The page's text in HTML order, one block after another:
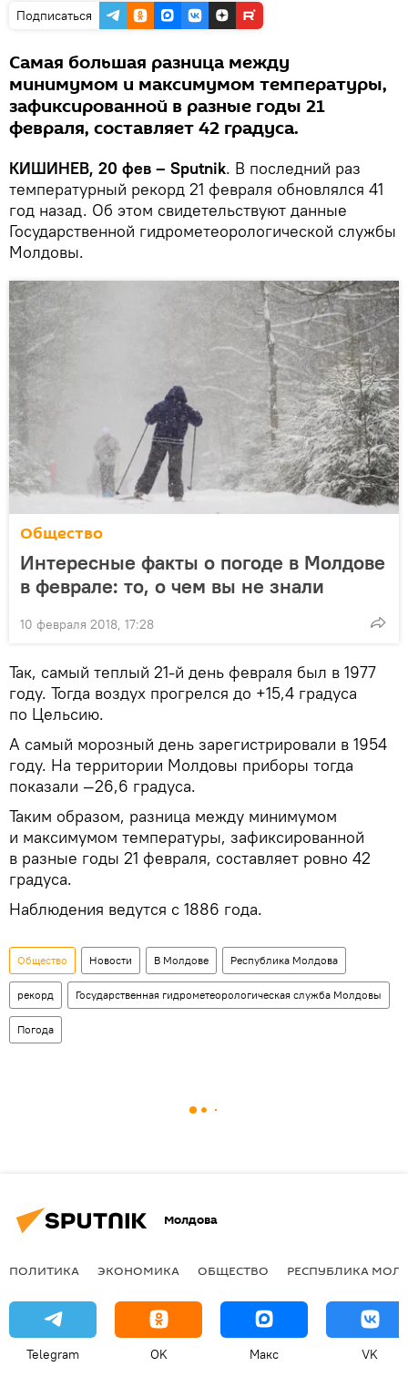
Подписаться
Самая большая разница между
минимумом и максимумом температуры,
зафиксированной в разные годы 21
февраля, составляет 42 градуса.
КИШИНЕВ, 20 фев – Sputnik. В последний раз
температурный рекорд 21 февраля обновлялся 41
год назад. Об этом свидетельствуют данные
Государственной гидрометеорологической службы
Молдовы.
Общество
Интересные факты о погоде в Молдове
в феврале: то, о чем вы не знали
10 февраля 2018, 17:28
Так, самый теплый 21-й день февраля был в 1977
году. Тогда воздух прогрелся до +15,4 градуса
по Цельсию.
А самый морозный день зарегистрировали в 1954
году. На территории Молдовы приборы тогда
показали —26,6 градуса.
Таким образом, разница между минимумом
и максимумом температуры, зафиксированной
в разные годы 21 февраля, составляет ровно 42
градуса.
Наблюдения ведутся с 1886 года.
Общество Новости В Молдове Республика Молдова
рекорд Государственная гидрометеорологическая служба Молдовы
Погода
Молдова
ПОЛИТИКА ЭКОНОМИКА ОБЩЕСТВО РЕСПУБЛИКА
Telegram OK Макс VK